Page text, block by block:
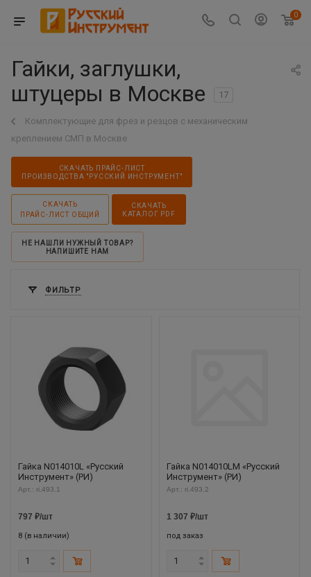
0
Гайки, заглушки,
штуцеры в Москве
17
Комплектующие для фрез и резцов с механическим
креплением СМП в Москве
СКАЧАТЬ ПРАЙС-ЛИСТ
ПРОИЗВОДСТВА "РУССКИЙ ИНСТРУМЕНТ"
СКАЧАТЬ
ПРАЙС-ЛИСТ ОБЩИЙ
СКАЧАТЬ
КАТАЛОГ PDF
НЕ НАШЛИ НУЖНЫЙ ТОВАР?
НАПИШИТЕ НАМ
ФИЛЬТР
Гайка N014010L «Русский
Инструмент» (РИ)
Арт.: ri.493.1
797 ₽/шт
8 (в наличии)
Гайка N014010LM «Русский
Инструмент» (РИ)
Арт.: ri.493.2
1 307 ₽/шт
под заказ